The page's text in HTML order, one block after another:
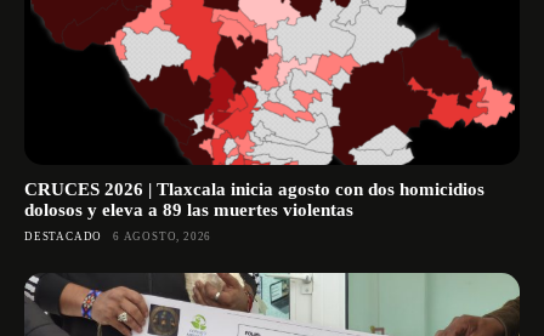
CRUCES 2026 | Tlaxcala inicia agosto con dos homicidios
dolosos y eleva a 89 las muertes violentas
DESTACADO 6 AGOSTO, 2026